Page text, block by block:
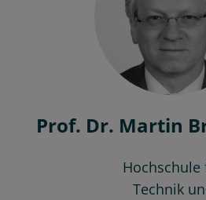
Prof. Dr. Martin
Hochschule
Technik